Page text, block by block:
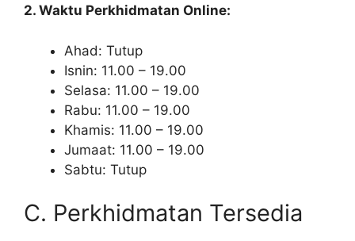
2. Waktu Perkhidmatan Online:
Ahad: Tutup
Isnin: 11.00 – 19.00
Selasa: 11.00 – 19.00
Rabu: 11.00 – 19.00
Khamis: 11.00 – 19.00
Jumaat: 11.00 – 19.00
Sabtu: Tutup
C. Perkhidmatan Tersedia